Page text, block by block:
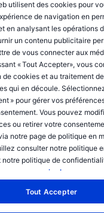
utilisent des cookies pour
de navigation en
en analysant les opérations
un contenu publicitaire
de vous connecter aux
« Tout Accepter», vous
de cookies et au traitement
qui en découle.
» pour gérer vos
Vous pouvez
ou retirer votre
notre page de politique en
consulter notre politique
notre politique de
savoir plus
Tout Accepter
élevé).
ESG (en
/
T1
XXXXXXX
XXXXXXX